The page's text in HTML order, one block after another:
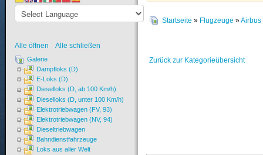
Startseite » Flugzeuge »Airbus
Zurück zur Kategorieübersicht
Alle öffnen Alle schließen
Galerie
Dampfloks (D)
E-Loks (D)
Dieselloks (D, ab 100 Km/h)
Dieselloks (D, unter 100 Km/h)
Elektrotriebwagen (FV, 93)
Elektrotriebwagen (NV, 94)
Dieseltriebwagen
Bahndienstfahrzeuge
Loks aus aller Welt